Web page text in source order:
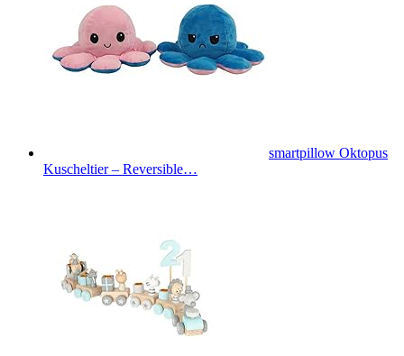
smartpillow Oktopus
Kuscheltier – Reversible…